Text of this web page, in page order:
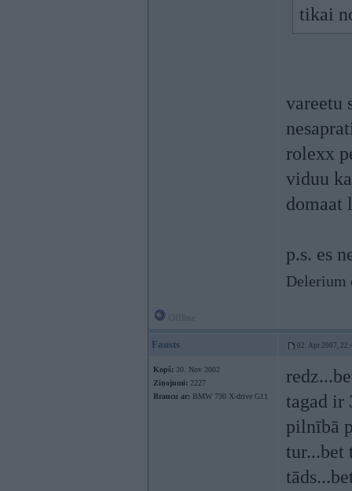
tikai
vareetu
rolexx
viduu
p.s. es
Delerium
Fausts 02. Apr 2007,
Kopš: 30. Nov 2002
Ziņojumi: 2227
Braucu ar: BMW 730 X-drive G11
tagad ir
pilnībā
tur...bet